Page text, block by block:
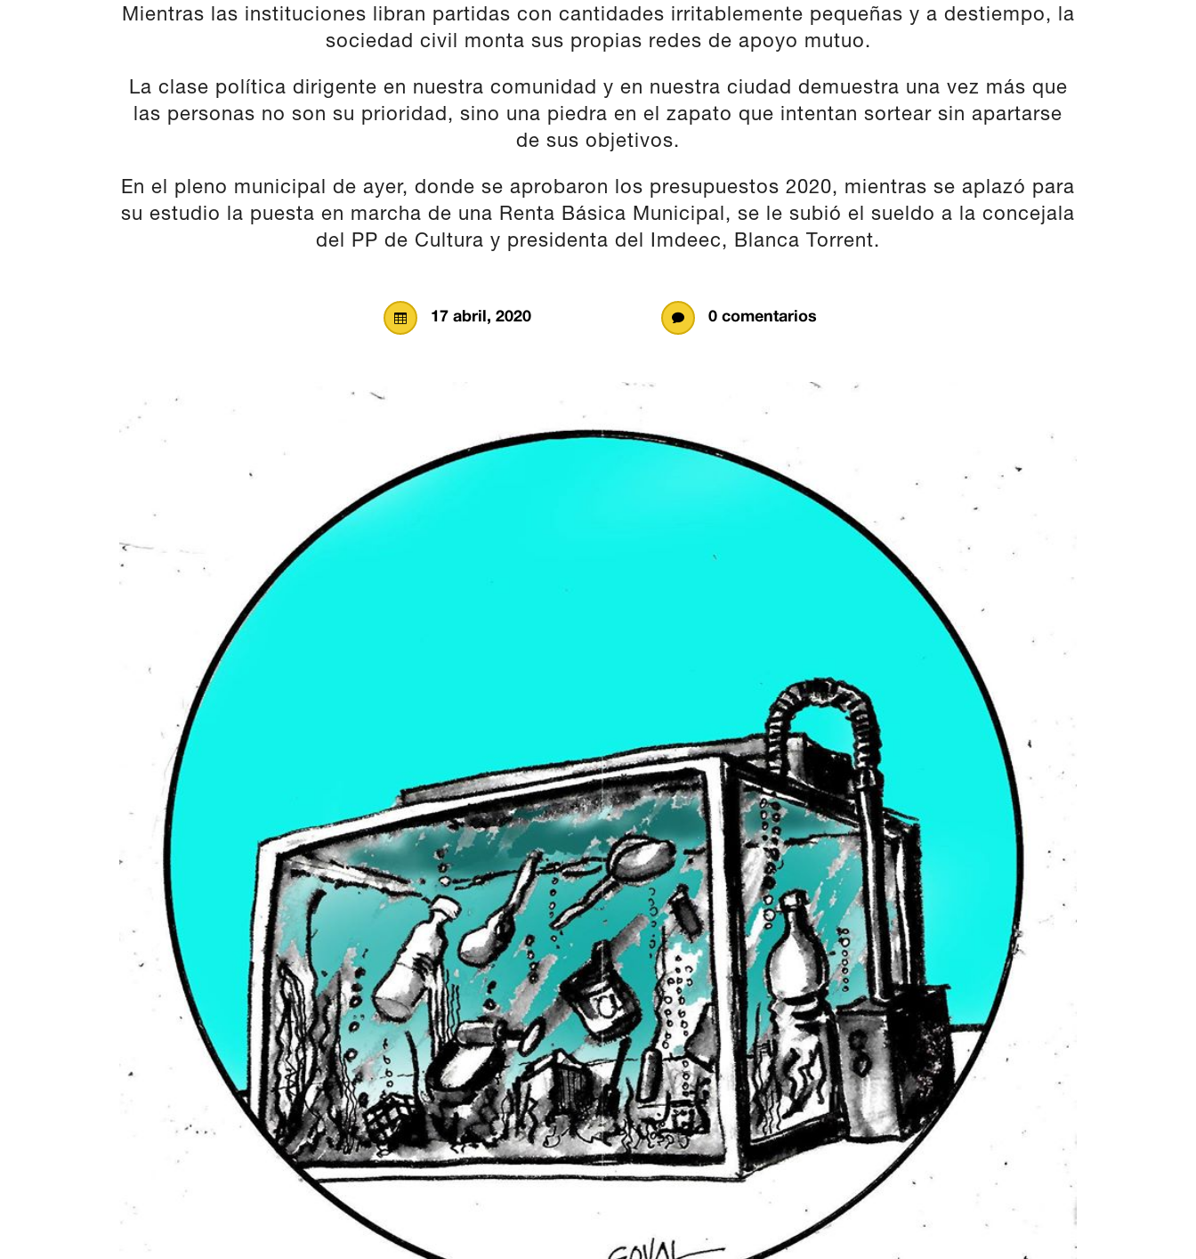
Mientras las instituciones libran partidas con cantidades irritablemente pequeñas y a destiempo, la
sociedad civil monta sus propias redes de apoyo mutuo.
La clase política dirigente en nuestra comunidad y en nuestra ciudad demuestra una vez más que
las personas no son su prioridad, sino una piedra en el zapato que intentan sortear sin apartarse
de sus objetivos.
En el pleno municipal de ayer, donde se aprobaron los presupuestos 2020, mientras se aplazó para
su estudio la puesta en marcha de una Renta Básica Municipal, se le subió el sueldo a la concejala
del PP de Cultura y presidenta del Imdeec, Blanca Torrent.
 17 abril, 2020  0 comentarios